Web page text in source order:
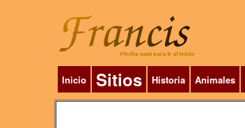
Inicio Sitios Historia Animales